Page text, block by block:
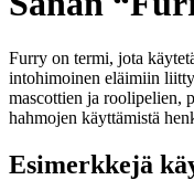
Furry on termi, jota
intohimoinen eläimiin
mascottien ja roolipelien,
hahmojen käyttämistä
Esimerkkejä